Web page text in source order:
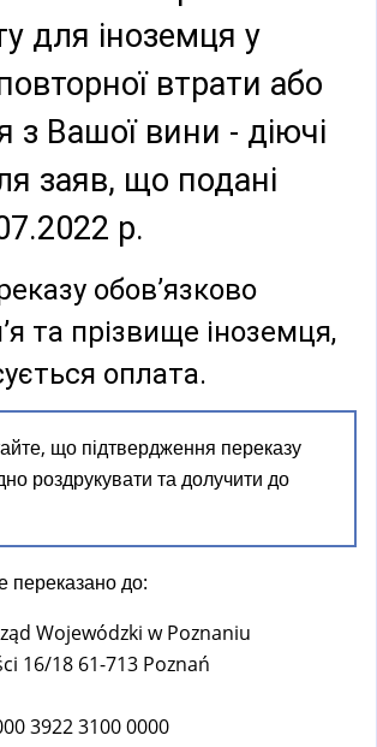
питання (FAQ)
Пояснення
s
x
t
e
n
a
для іноземця у
втрати або
з Вашої вини - діючі
заяв, що подані
р.
обов’язково
та прізвище іноземця,
оплата.
що підтвердження переказу
роздрукувати та долучити до
переказано до:
Wojewódzki w Poznaniu
16/18 61-713 Poznań
3922 3100 0000